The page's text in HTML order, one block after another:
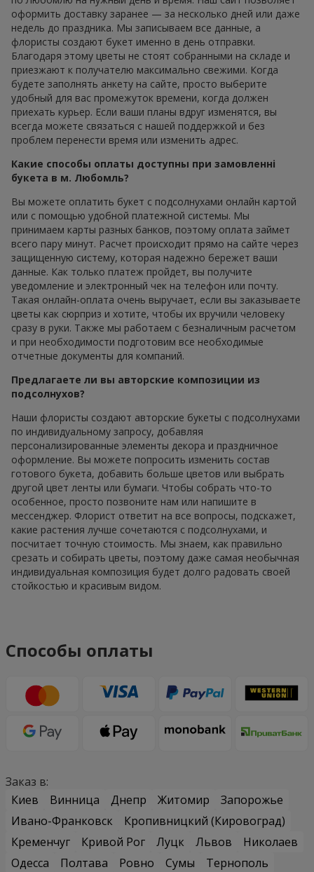
оформить доставку заранее — за несколько дней или даже
недель до праздника. Мы записываем все данные, а
флористы создают букет именно в день отправки.
Благодаря этому цветы не стоят собранными на складе и
приезжают к получателю максимально свежими. Когда
будете заполнять анкету на сайте, просто выберите
удобный для вас промежуток времени, когда должен
приехать курьер. Если ваши планы вдруг изменятся, вы
всегда можете связаться с нашей поддержкой и без
проблем перенести время или изменить адрес.
Какие способы оплаты доступны при замовленні
букета в м. Любомль?
Вы можете оплатить букет с подсолнухами онлайн картой
или с помощью удобной платежной системы. Мы
принимаем карты разных банков, поэтому оплата займет
всего пару минут. Расчет происходит прямо на сайте через
защищенную систему, которая надежно бережет ваши
данные. Как только платеж пройдет, вы получите
уведомление и электронный чек на телефон или почту.
Такая онлайн-оплата очень выручает, если вы заказываете
цветы как сюрприз и хотите, чтобы их вручили человеку
сразу в руки. Также мы работаем с безналичным расчетом
и при необходимости подготовим все необходимые
отчетные документы для компаний.
Предлагаете ли вы авторские композиции из
подсолнухов?
Наши флористы создают авторские букеты с подсолнухами
по индивидуальному запросу, добавляя
персонализированные элементы декора и праздничное
оформление. Вы можете попросить изменить состав
готового букета, добавить больше цветов или выбрать
другой цвет ленты или бумаги. Чтобы собрать что-то
особенное, просто позвоните нам или напишите в
мессенджер. Флорист ответит на все вопросы, подскажет,
какие растения лучше сочетаются с подсолнухами, и
посчитает точную стоимость. Мы знаем, как правильно
срезать и собирать цветы, поэтому даже самая необычная
индивидуальная композиция будет долго радовать своей
стойкостью и красивым видом.
Способы оплаты
Заказ в:
Киев
Винница Днепр Житомир
Запорожье
Ивано-Франковск
Кропивницкий (Кировоград)
Кременчуг
Кривой Рог Луцк Львов
Николаев
Одесса
Полтава Ровно Сумы
Тернополь